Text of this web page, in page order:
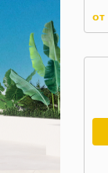
от